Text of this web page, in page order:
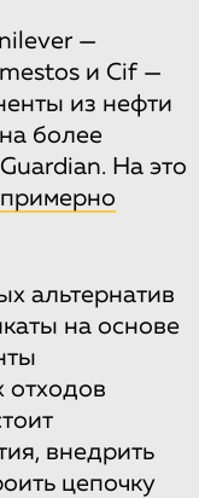
—
и Cif —
из нефти
более
На это
альтернатив
на основе
отходов
внедрить
цепочку